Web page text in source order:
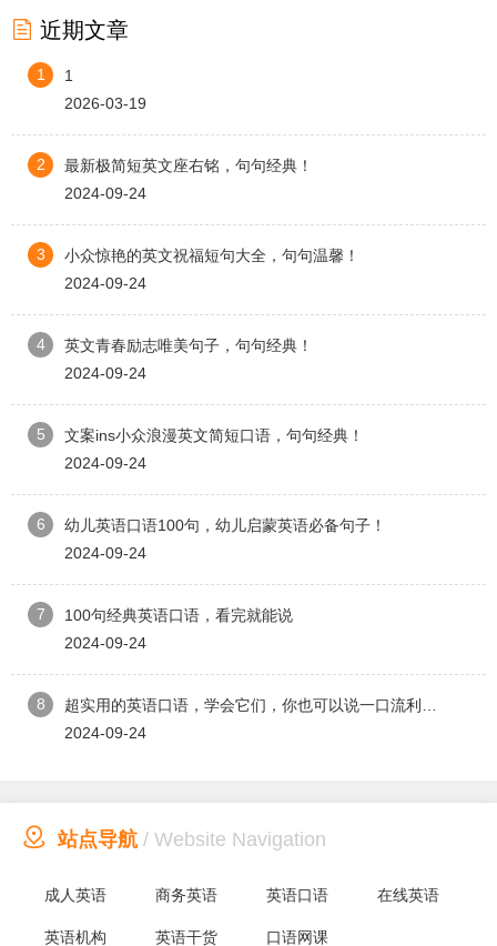
 近期文章
1
1
2026-03-19
2
最新极简短英文座右铭，句句经典！
2024-09-24
3
小众惊艳的英文祝福短句大全，句句温馨！
2024-09-24
4
英文青春励志唯美句子，句句经典！
2024-09-24
5
文案ins小众浪漫英文简短口语，句句经典！
2024-09-24
6
幼儿英语口语100句，幼儿启蒙英语必备句子！
2024-09-24
7
100句经典英语口语，看完就能说
2024-09-24
8
2024-09-24
 站点导航 / Website Navigation
成人英语 商务英语 英语口语 在线英语
英语机构 英语干货 口语网课